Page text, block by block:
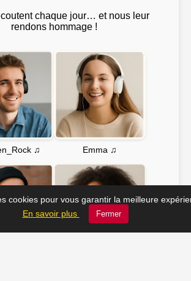
chaque jour… et nous leur
rendons hommage !
♫ Emma ♫
cookies pour vous garantir la meilleure
En savoir plus
Fermer